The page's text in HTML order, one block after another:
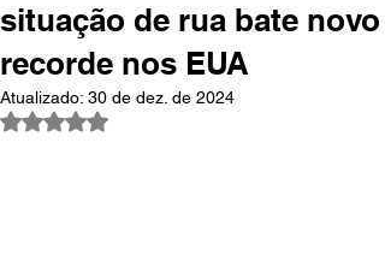
situação de rua bate novo
recorde nos EUA
Atualizado: 30 de dez. de 2024
Avaliado com NaN de 5 estrelas.